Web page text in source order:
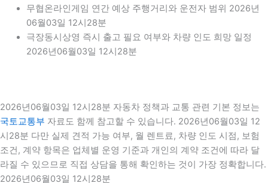
무협온라인게임 연간 예상 주행거리와 운전자 범위 2026년
06월03일 12시28분
극장동시상영 즉시 출고 필요 여부와 차량 인도 희망 일정
2026년06월03일 12시28분
2026년06월03일 12시28분 자동차 정책과 교통 관련 기본 정보는
국토교통부 자료도 함께 참고할 수 있습니다. 2026년06월03일 12
시28분 다만 실제 견적 가능 여부, 월 렌트료, 차량 인도 시점, 보험
조건, 계약 항목은 업체별 운영 기준과 개인의 계약 조건에 따라 달
라질 수 있으므로 직접 상담을 통해 확인하는 것이 가장 정확합니다.
2026년06월03일 12시28분